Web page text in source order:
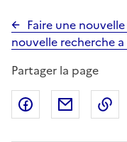
Faire une
nouvelle recherche
Partager la page
Partager sur